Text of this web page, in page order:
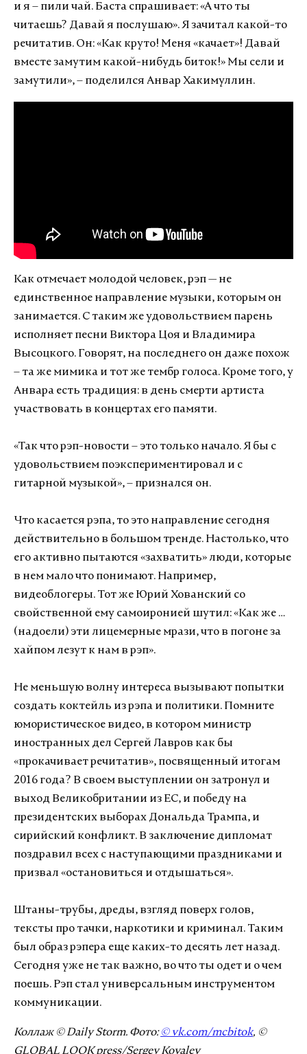
и я – пили чай. Баста спрашивает: «А что ты
читаешь? Давай я послушаю». Я зачитал какой-то
речитатив. Он: «Как круто! Меня «качает»! Давай
вместе замутим какой-нибудь биток!» Мы сели и
замутили», – поделился Анвар Хакимуллин.
Как отмечает молодой человек, рэп — не
единственное направление музыки, которым он
занимается. С таким же удовольствием парень
исполняет песни Виктора Цоя и Владимира
Высоцкого. Говорят, на последнего он даже похож
– та же мимика и тот же тембр голоса. Кроме того, у
Анвара есть традиция: в день смерти артиста
участвовать в концертах его памяти.
«Так что рэп-новости – это только начало. Я бы с
удовольствием поэкспериментировал и с
гитарной музыкой», – признался он.
Что касается рэпа, то это направление сегодня
действительно в большом тренде. Настолько, что
его активно пытаются «захватить» люди, которые
в нем мало что понимают. Например,
видеоблогеры. Тот же Юрий Хованский со
свойственной ему самоиронией шутил: «Как же …
(надоели) эти лицемерные мрази, что в погоне за
хайпом лезут к нам в рэп».
Не меньшую волну интереса вызывают попытки
создать коктейль из рэпа и политики. Помните
юмористическое видео, в котором министр
иностранных дел Сергей Лавров как бы
«прокачивает речитатив», посвященный итогам
2016 года? В своем выступлении он затронул и
выход Великобритании из ЕС, и победу на
президентских выборах Дональда Трампа, и
сирийский конфликт. В заключение дипломат
поздравил всех с наступающими праздниками и
призвал «остановиться и отдышаться».
Штаны-трубы, дреды, взгляд поверх голов,
тексты про тачки, наркотики и криминал. Таким
был образ рэпера еще каких-то десять лет назад.
Сегодня уже не так важно, во что ты одет и о чем
поешь. Рэп стал универсальным инструментом
коммуникации.
Коллаж © Daily Storm. Фото:© vk.com/mcbitok, ©
GLOBAL LOOK press/Sergey Kovalev